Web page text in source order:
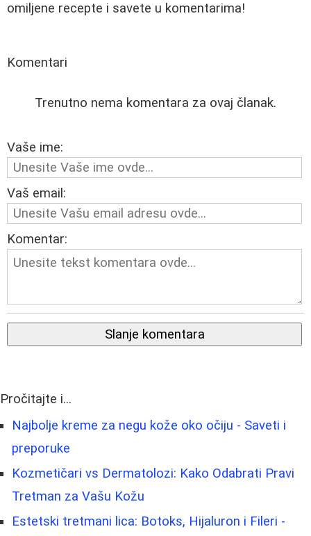
omiljene recepte i savete u komentarima!
Komentari
Trenutno nema komentara za ovaj članak.
Vaše ime:
Vaš email:
Komentar:
Slanje komentara
Pročitajte i...
Najbolje kreme za negu kože oko očiju - Saveti i
preporuke
Kozmetičari vs Dermatolozi: Kako Odabrati Pravi
Tretman za Vašu Kožu
Estetski tretmani lica: Botoks, Hijaluron i Fileri -